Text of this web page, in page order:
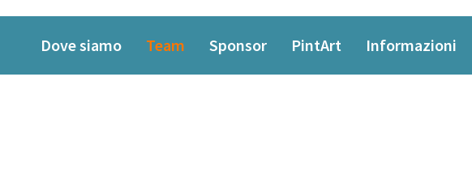
Dove siamo Team Sponsor PintArt Informazioni